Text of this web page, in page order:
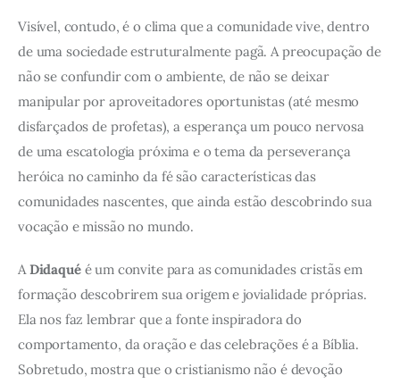
Visível, contudo, é o clima que a comunidade vive, dentro
de uma sociedade estruturalmente pagã. A preocupação de
não se confundir com o ambiente, de não se deixar
manipular por aproveitadores oportunistas (até mesmo
disfarçados de profetas), a esperança um pouco nervosa
de uma escatologia próxima e o tema da perseverança
heróica no caminho da fé são características das
comunidades nascentes, que ainda estão descobrindo sua
vocação e missão no mundo.
A Didaquéé um convite para as comunidades cristãs em
formação descobrirem sua origem e jovialidade próprias.
Ela nos faz lembrar que a fonte inspiradora do
comportamento, da oração e das celebrações é a Bíblia.
Sobretudo, mostra que o cristianismo não é devoção